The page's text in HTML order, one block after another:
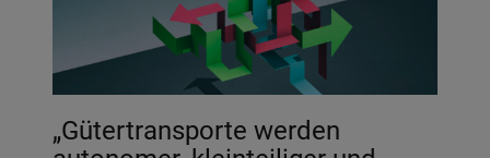
„Gütertransporte werden